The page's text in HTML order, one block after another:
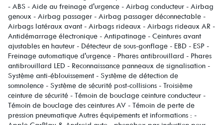
- ABS - Aide au freinage d'urgence - Airbag conducteur - Airbag
genoux - Airbag passager - Airbag passager déconnectable -
Airbags latéraux avant - Airbags rideaux - Airbags rideaux AR -
Antidémarrage électronique - Antipatinage - Ceintures avant
ajustables en hauteur - Détecteur de sous-gonflage - EBD - ESP -
Freinage automatique d'urgence - Phares antibrouillard - Phares
antibrouillard LED - Reconnaissance panneaux de signalisation -
Système anti-éblouissement - Système de détection de
somnolence - Système de sécurité post-collisions - Troisième
ceinture de sécurité - Témoin de bouclage ceinture conducteur -
Témoin de bouclage des ceintures AV - Témoin de perte de
pression pneumatique Autres équipements et informations : -